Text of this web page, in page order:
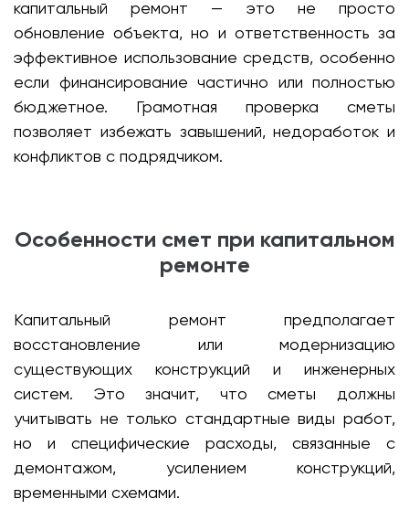
капитальный ремонт — это не просто
обновление объекта, но и ответственность за
эффективное использование средств, особенно
если финансирование частично или полностью
бюджетное. Грамотная проверка сметы
позволяет избежать завышений, недоработок и
конфликтов с подрядчиком.
Особенности смет при капитальном
ремонте
Капитальный ремонт предполагает
восстановление или модернизацию
существующих конструкций и инженерных
систем. Это значит, что сметы должны
учитывать не только стандартные виды работ,
но и специфические расходы, связанные с
демонтажом, усилением конструкций,
временными схемами.